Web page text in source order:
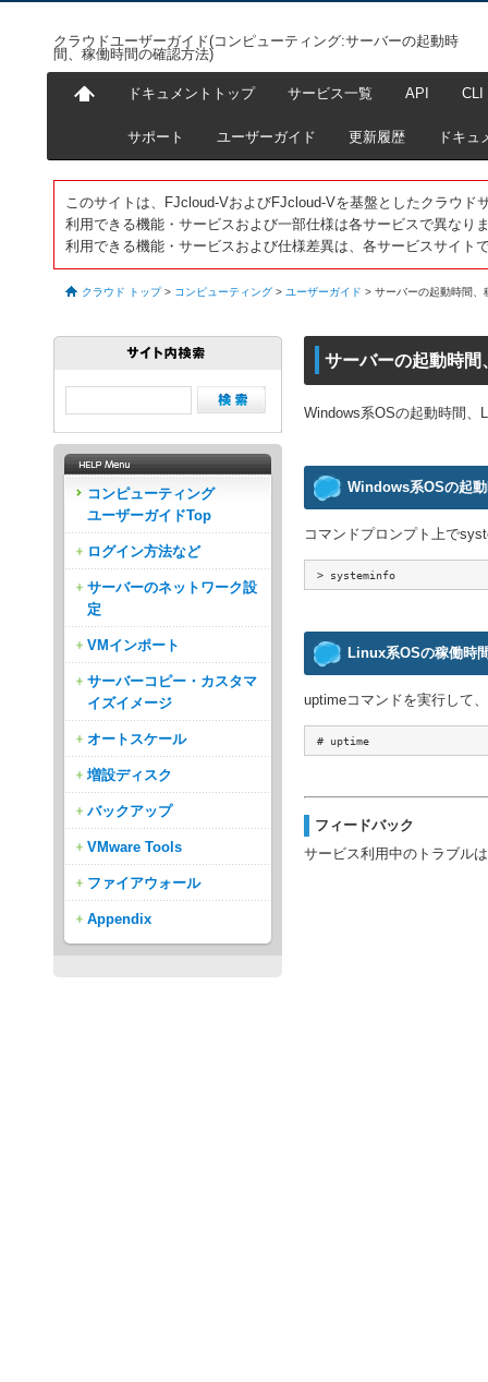
クラウドユーザーガイド(コンピューティング:サーバーの起動時
間、稼働時間の確認方法)
ドキュメントトップ サービス一覧 API CLI
サポート ユーザーガイド 更新履歴 ドキュ
このサイトは、FJcloud-VおよびFJcloud-Vを基盤としたクラウド
利用できる機能・サービスおよび一部仕様は各サービスで異なり
利用できる機能・サービスおよび仕様差異は、各サービスサイト
クラウド トップ > コンピューティング > ユーザーガイド > サーバーの起動時間、
サーバーの起動時間
Windows系OSの起動時間、
Windows系OSの起
コマンドプロンプト上で
> systeminfo
Linux系OSの稼働時
uptimeコマンドを実行して
# uptime
フィードバック
サービス利用中のトラブル
コンピューティング
ユーザーガイドTop
ログイン方法など
サーバーのネットワーク設
定
VMインポート
サーバーコピー・カスタマ
イズイメージ
オートスケール
増設ディスク
バックアップ
VMware Tools
ファイアウォール
Appendix